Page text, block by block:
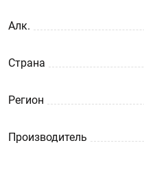
Aлк.
Страна
Регион
Производитель